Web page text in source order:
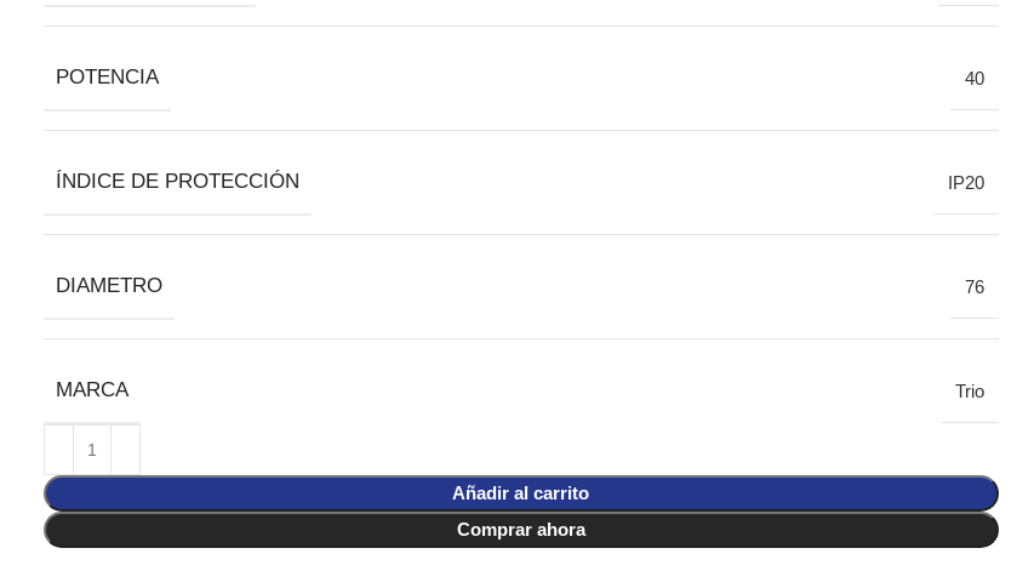
POTENCIA 40
ÍNDICE DE PROTECCIÓN IP20
DIAMETRO 76
MARCA Trio
Añadir al carrito
Comprar ahora